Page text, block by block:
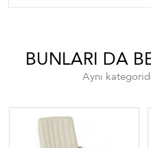
BUNLARI DA
Aynı